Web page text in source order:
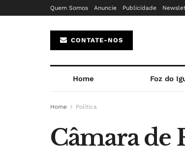
Quem Somos Anuncie Publicidade
CONTATE-NOS
Home Foz do
Home Política
Câmara de